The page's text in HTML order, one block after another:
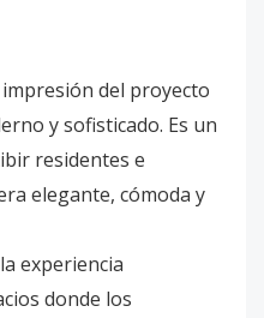
del proyecto
y sofisticado. Es un
residentes e
elegante, cómoda y
experiencia
donde los